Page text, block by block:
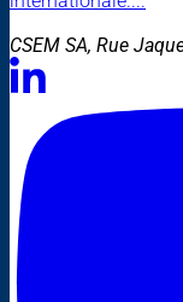
CSEM SA, Rue